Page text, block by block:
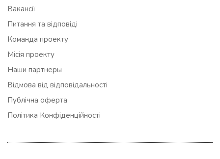
Вакансії
Питання та відповіді
Команда проекту
Місія проекту
Наши партнеры
Відмова від відповідальності
Публічна оферта
Політика Конфіденційності